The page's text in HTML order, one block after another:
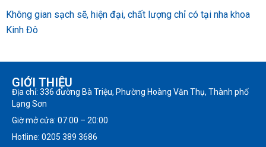
Không gian sạch sẽ, hiện đại, chất lượng chỉ có tại nha khoa
Kinh Đô
GIỚI THIỆU
Địa chỉ: 336 đường Bà Triệu, Phường Hoàng Văn Thụ, Thành phố
Lạng Sơn
Giờ mở cửa: 07:00 – 20:00
Hotline: 0205 389 3686